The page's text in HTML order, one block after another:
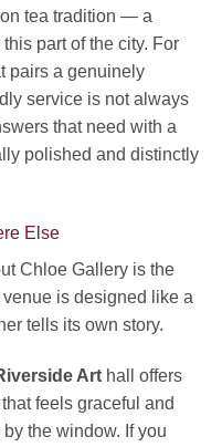
tea tradition — a
part of the city. For
pairs a genuinely
service is not always
that need with a
polished and distinctly
Else
Chloe Gallery is the
is designed like a
tells its own story.
Art hall offers
feels graceful and
the window. If you